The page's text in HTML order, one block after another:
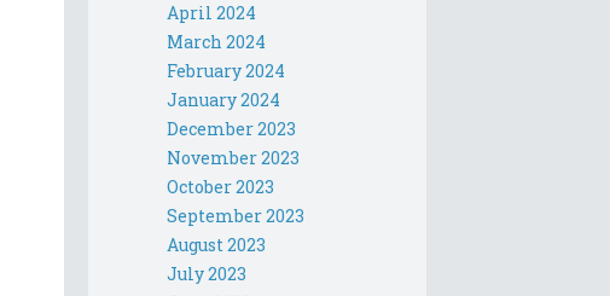
April 2024
March 2024
February 2024
January 2024
December 2023
November 2023
October 2023
September 2023
August 2023
July 2023